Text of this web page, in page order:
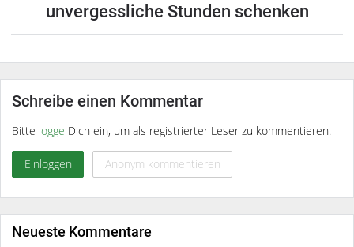
unvergessliche Stunden schenken
Schreibe einen Kommentar
Bitte logge Dich ein, um als registrierter Leser zu kommentieren.
Einloggen Anonym kommentieren
Neueste Kommentare